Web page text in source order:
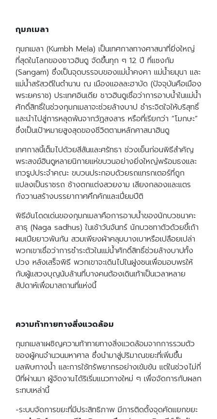
กุมภเมลา
กุมภเมลา (Kumbh Mela) เป็นเทศกาลทางศาสนาที่ยิ่งใหญ่
ที่สุดในโลกของชาวฮินดู จัดขึ้นทุก ๆ 12 ปี ที่แซงกัม
(Sangam) ซึ่งเป็นจุดบรรจบของแม่น้ำคงคา แม่น้ำยมุนา และ
แม่น้ำสรัสวตีในตำนาน ณ เมืองแอลละฮาบัด (ปัจจุบันคือเมือง
พระยคราช) ประเทศอินเดีย ชาวฮินดูเชื่อว่าการอาบน้ำในแม่น้ำ
ศักดิ์สิทธิ์ในช่วงกุมภเมลาจะช่วยล้างบาป ชำระจิตใจให้บริสุทธิ์
และนำไปสู่การหลุดพ้นจากวัฏสงสาร หรือที่เรียกว่า “โมกษะ”
ซึ่งเป็นเป้าหมายสูงสุดของชีวิตตามหลักศาสนาฮินดู
เทศกาลนี้เต็มไปด้วยสีสันและศรัทธา ช่วงเย็นก่อนพิธีสำคัญ
พระสงฆ์ฮินดูหลายนิกายแห่ขบวนอย่างยิ่งใหญ่พร้อมธงและ
เทวรูปประจำคณะ ขบวนประกอบด้วยรถแทรกเตอร์ที่ถูก
แปลงเป็นราชรถ ช้างตกแต่งสวยงาม เสียงกลองและแตร
กังวานสร้างบรรยากาศคึกคักและเปี่ยมปีติ
พิธีอันโดดเด่นของกุมภเมลาคือการอาบน้ำของนักบวชนาคะ
สาธุ (Naga sadhus) ในเช้าวันจันทร์ นักบวชทาตัวด้วยขี้เถ้า
ผมเปียยาวพันกัน สวมเพียงผ้าคลุมบางเบาหรือเปลือยเปล่า
พวกเขาเชื่อว่าการชำระตัวในแม่น้ำศักดิ์สิทธิ์ช่วยล้างบาปทั้ง
ปวง หลังเสร็จพิธี พวกเขาจะเดินไปในฝูงชนเพื่อมอบพรให้
กับผู้แสวงบุญนับล้านที่บางคนต้องเดินเท้าเป็นเวลาหลาย
สัปดาห์เพื่อมาสถานที่แห่งนี้
ความท้าทายทางสิ่งแวดล้อม
กุมภเมลาเผชิญความท้าทายทางสิ่งแวดล้อมจากการรวมตัว
ของผู้คนจำนวนมหาศาล ซึ่งนำมาสู่ปริมาณขยะที่เพิ่มขึ้น
มลพิษทางน้ำ และการใช้ทรัพยากรอย่างเข้มข้น แต่ในช่วงไม่กี่
ปีที่ผ่านมา ผู้จัดงานได้ริเริ่มแนวทางใหม่ ๆ เพื่อจัดการกับผลก
ระทบเหล่านี้
-ระบบจัดการขยะที่มีประสิทธิภาพ มีการติดตั้งจุดคัดแยกขยะ